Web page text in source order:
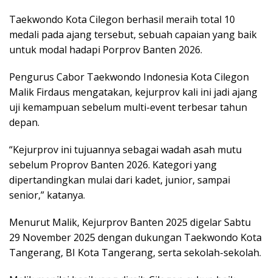
Taekwondo Kota Cilegon berhasil meraih total 10
medali pada ajang tersebut, sebuah capaian yang baik
untuk modal hadapi Porprov Banten 2026.
Pengurus Cabor Taekwondo Indonesia Kota Cilegon
Malik Firdaus mengatakan, kejurprov kali ini jadi ajang
uji kemampuan sebelum multi-event terbesar tahun
depan.
“Kejurprov ini tujuannya sebagai wadah asah mutu
sebelum Proprov Banten 2026. Kategori yang
dipertandingkan mulai dari kadet, junior, sampai
senior,” katanya.
Menurut Malik, Kejurprov Banten 2025 digelar Sabtu
29 November 2025 dengan dukungan Taekwondo Kota
Tangerang, BI Kota Tangerang, serta sekolah-sekolah.